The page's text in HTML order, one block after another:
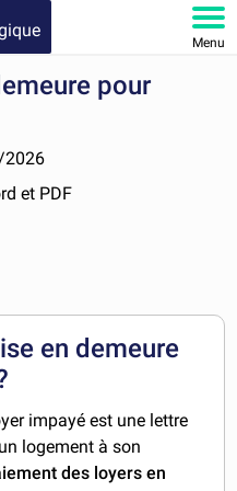
Menu
pour
et PDF
en demeure
impayé est une lettre
logement à son
des loyers en